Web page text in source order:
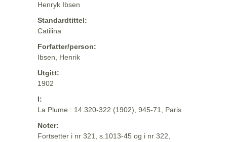
Henryk Ibsen
Standardtittel:
Catilina
Forfatter/person:
Ibsen, Henrik
Utgitt:
1902
I:
La Plume : 14:320-322 (1902), 945-71, Paris
Noter:
Fortsetter i nr 321, s.1013-45 og i nr 322,